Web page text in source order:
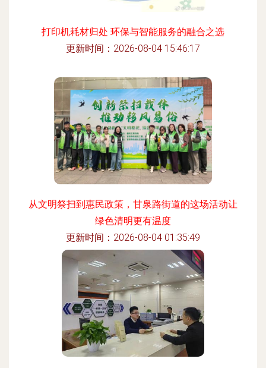
打印机耗材归处 环保与智能服务的融合之选
更新时间：2026-08-04 15:46:17
从文明祭扫到惠民政策，甘泉路街道的这场活动让
绿色清明更有温度
更新时间：2026-08-04 01:35:49